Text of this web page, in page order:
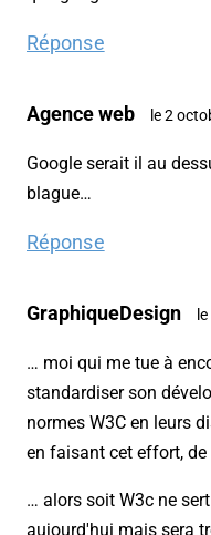
Réponse
Agence web le 2
Google serait il au
blague…
Réponse
GraphiqueDesign
… moi qui me tue à
standardiser son
normes W3C en leurs
en faisant cet effort,
… alors soit W3c ne
aujourd'hui mais sera